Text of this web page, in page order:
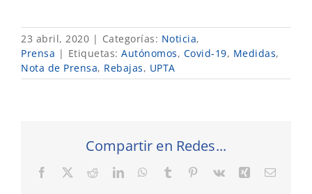
23 abril, 2020 | Categorías: Noticia,
Prensa | Etiquetas: Autónomos, Covid-19, Medidas,
Nota de Prensa, Rebajas, UPTA
Compartir en Redes...
Facebook RedditLinkedInWhatsApp
Tumblr Pinterest
Vk XingCorreo